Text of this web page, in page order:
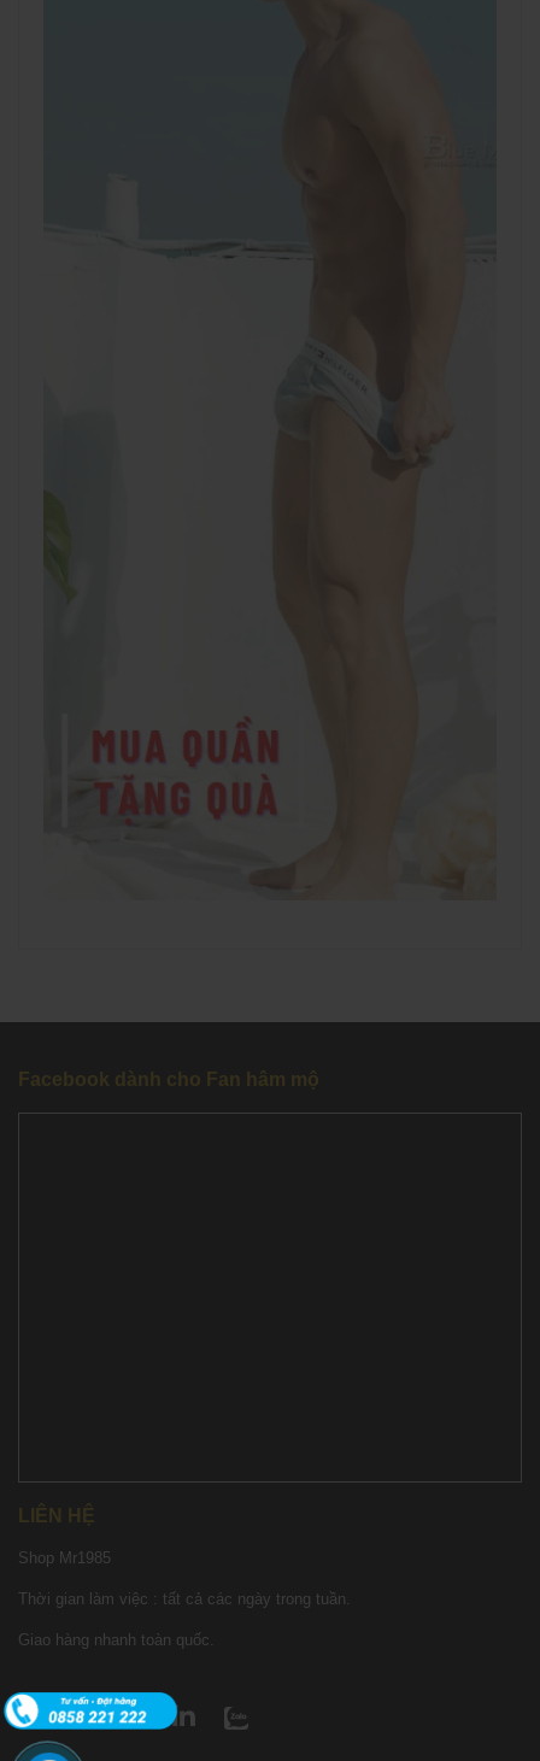
Facebook dành cho Fan hâm mộ
LIÊN HỆ
Shop Mr1985
Thời gian làm việc : tất cả các ngày trong tuần.
Giao hàng nhanh toàn quốc.